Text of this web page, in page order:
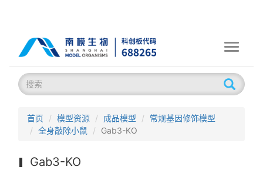
Toggle
首页 模型资源 成品模型
常规基因修饰模型
全身敲除小鼠
Gab3-KO
Gab3-KO